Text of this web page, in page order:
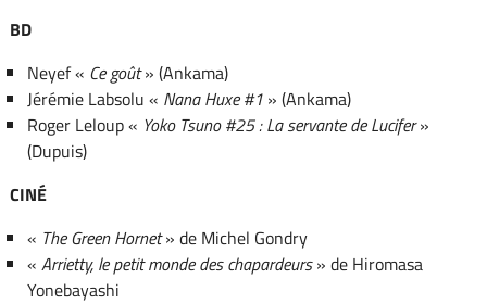
BD
Neyef « Ce goût» (Ankama)
Jérémie Labsolu « Nana Huxe #1» (Ankama)
Roger Leloup « Yoko Tsuno #25 : La servante de Lucifer»
(Dupuis)
CINÉ
« The Green Hornet» de Michel Gondry
« Arrietty, le petit monde des chapardeurs» de Hiromasa
Yonebayashi